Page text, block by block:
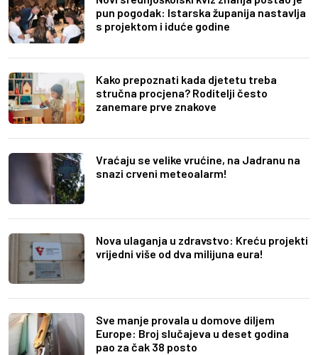
pun pogodak: Istarska županija nastavlja
s projektom i iduće godine
Kako prepoznati kada djetetu treba
stručna procjena? Roditelji često
zanemare prve znakove
Vraćaju se velike vrućine, na Jadranu na
snazi crveni meteoalarm!
Nova ulaganja u zdravstvo: Kreću projekti
vrijedni više od dva milijuna eura!
Sve manje provala u domove diljem
Europe: Broj slučajeva u deset godina
pao za čak 38 posto